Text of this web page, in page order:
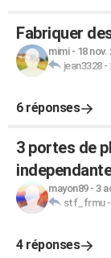
Fabriquer
mimi- 18 nov.
jean3328-
6 réponses
3 portes de
mayon89- 3
stf_frmu-
4 réponses